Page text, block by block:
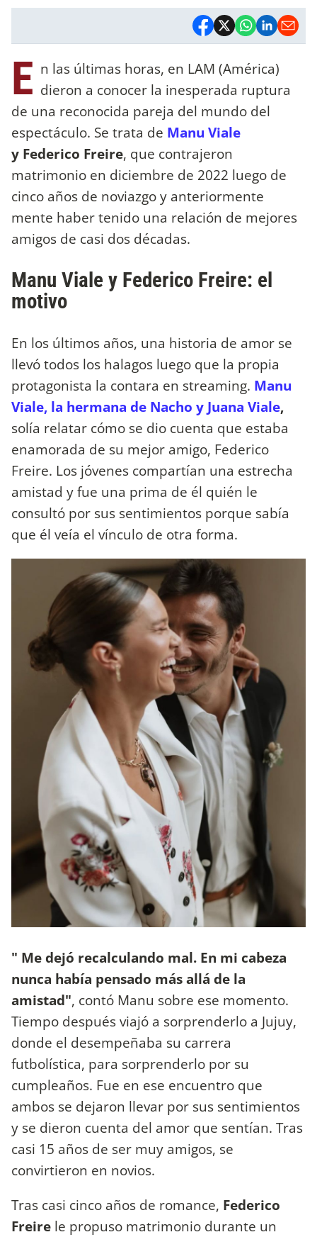
E n las últimas horas, en LAM (América)
dieron a conocer la inesperada ruptura
de una reconocida pareja del mundo del
espectáculo. Se trata de Manu Viale
y Federico Freire, que contrajeron
matrimonio en diciembre de 2022 luego de
cinco años de noviazgo y anteriormente
mente haber tenido una relación de mejores
amigos de casi dos décadas.
Manu Viale y Federico Freire: el
motivo
En los últimos años, una historia de amor se
llevó todos los halagos luego que la propia
protagonista la contara en streaming. Manu
Viale, la hermana de Nacho y Juana Viale,
solía relatar cómo se dio cuenta que estaba
enamorada de su mejor amigo, Federico
Freire. Los jóvenes compartían una estrecha
amistad y fue una prima de él quién le
consultó por sus sentimientos porque sabía
que él veía el vínculo de otra forma.
" Me dejó recalculando mal. En mi cabeza
nunca había pensado más allá de la
amistad", contó Manu sobre ese momento.
Tiempo después viajó a sorprenderlo a Jujuy,
donde el desempeñaba su carrera
futbolística, para sorprenderlo por su
cumpleaños. Fue en ese encuentro que
ambos se dejaron llevar por sus sentimientos
y se dieron cuenta del amor que sentían. Tras
casi 15 años de ser muy amigos, se
convirtieron en novios.
Tras casi cinco años de romance, Federico
Freire le propuso matrimonio durante un